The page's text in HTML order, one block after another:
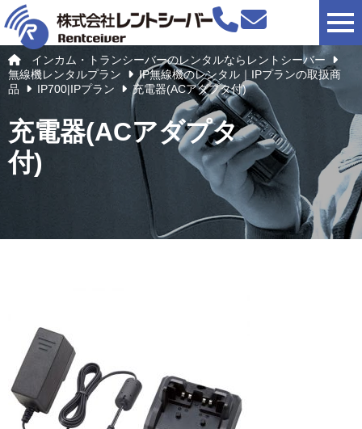
インカム・トランシーバーのレンタルならレントシーバー
無線機レンタルプラン
IP無線機のレンタル｜IPプランの取扱商
品
IP700|IPプラン 充電器(ACアダプタ付)
充電器(ACアダプタ
付)